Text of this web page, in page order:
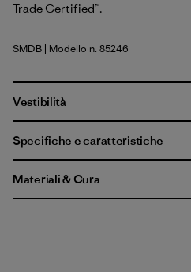
Trade Certified™.
Smolder Blue
SMDB | Modello n. 85246
Vestibilità
Specifiche e caratteristiche
Materiali & Cura